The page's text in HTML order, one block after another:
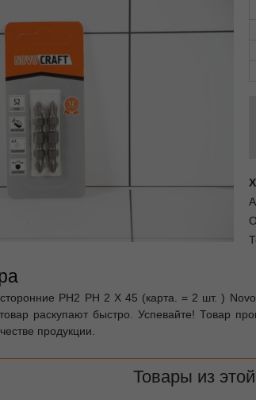
PH2 PH 2 X 45 (карта. = 2 шт. )
раскупают быстро. Успевайте! Товар
продукции.
Товары из